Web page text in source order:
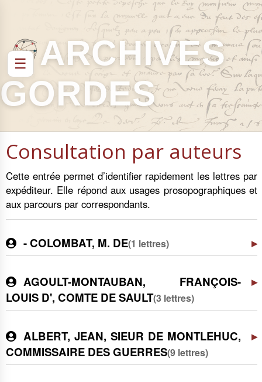
ARCHIVES
GORDES
☰
Consultation par auteurs
Cette entrée permet d’identifier rapidement les lettres par
expéditeur. Elle répond aux usages prosopographiques et
aux parcours par correspondants.
- COLOMBAT, M. DE(1 lettres)
AGOULT-MONTAUBAN, FRANÇOIS-
LOUIS D', COMTE DE SAULT(3 lettres)
ALBERT, JEAN, SIEUR DE MONTLEHUC,
COMMISSAIRE DES GUERRES(9 lettres)